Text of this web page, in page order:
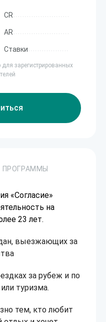
CR
AR
Ставки
зарегистрированных
ПРОГРАММЫ
«Согласие»
на
23 лет.
выезжающих за
за рубеж и по
туризма.
тем, кто любит